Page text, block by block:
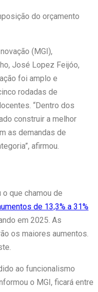
do orçamento
(MGI),
José Lopez Feijóo,
foi amplo e
rodadas de
“Dentro dos
construir a melhor
as demandas de
afirmou.
que chamou de
de 13,3% a 31%
em 2025. As
os maiores aumentos.
ao funcionalismo
o MGI, ficará entre